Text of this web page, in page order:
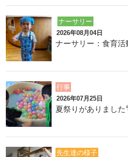
ナーサリー
2026年08月04日
ナーサリー：食育活
行事
2026年07月25日
夏祭りがありました
先生達の様子